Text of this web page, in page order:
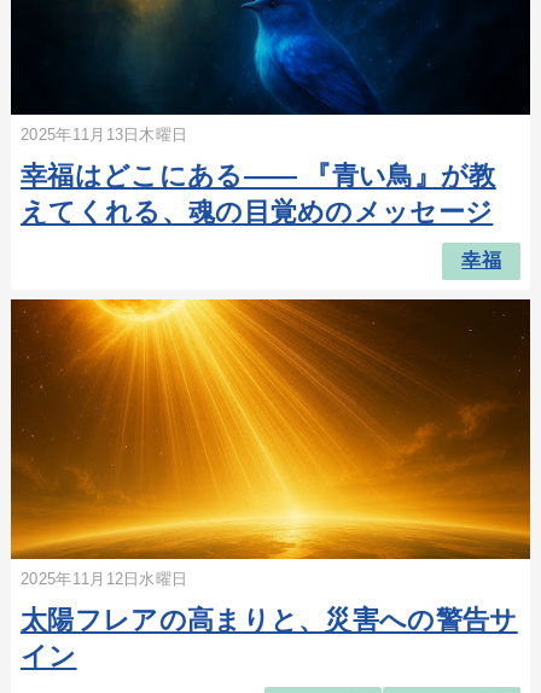
2025年11月13日木曜日
幸福はどこにある―― 『青い鳥』が教
えてくれる、魂の目覚めのメッセージ
幸福
2025年11月12日水曜日
太陽フレアの高まりと、災害への警告サ
イン